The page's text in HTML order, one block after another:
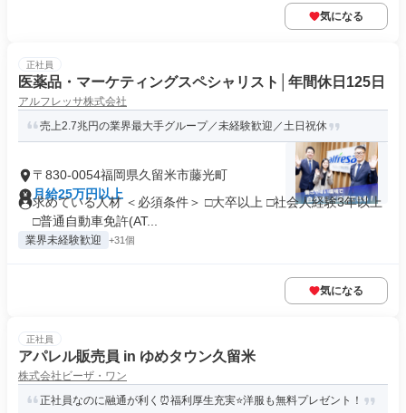
気になる
正社員
医薬品・マーケティングスペシャリスト│年間休日125日
アルフレッサ株式会社
売上2.7兆円の業界最大手グループ／未経験歓迎／土日祝休
〒830-0054福岡県久留米市藤光町
月給25万円以上
求めている人材 ＜必須条件＞ □大卒以上 □社会人経験3年以上
□普通自動車免許(AT...
業界未経験歓迎 +31個
気になる
正社員
アパレル販売員 in ゆめタウン久留米
株式会社ビーザ・ワン
正社員なのに融通が利く⏰福利厚生充実⭐洋服も無料プレゼント！